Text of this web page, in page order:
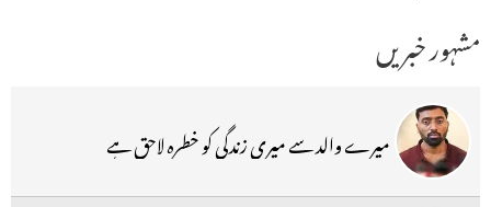
مشہور خبریں
میرے والد سے میری زندگی کو خطرہ لاحق ہے